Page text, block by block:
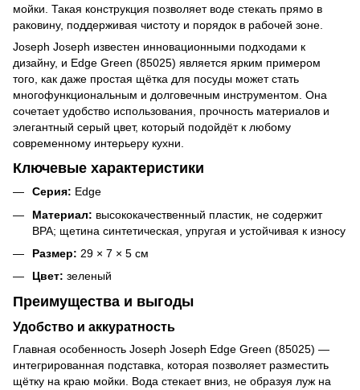
мойки. Такая конструкция позволяет воде стекать прямо в
раковину, поддерживая чистоту и порядок в рабочей зоне.
Joseph Joseph известен инновационными подходами к
дизайну, и Edge Green (85025) является ярким примером
того, как даже простая щётка для посуды может стать
многофункциональным и долговечным инструментом. Она
сочетает удобство использования, прочность материалов и
элегантный серый цвет, который подойдёт к любому
современному интерьеру кухни.
Ключевые характеристики
Серия: Edge
Материал: высококачественный пластик, не содержит
BPA; щетина синтетическая, упругая и устойчивая к износу
Размер: 29 × 7 × 5 см
Цвет: зеленый
Преимущества и выгоды
Удобство и аккуратность
Главная особенность Joseph Joseph Edge Green (85025) —
интегрированная подставка, которая позволяет разместить
щётку на краю мойки. Вода стекает вниз, не образуя луж на